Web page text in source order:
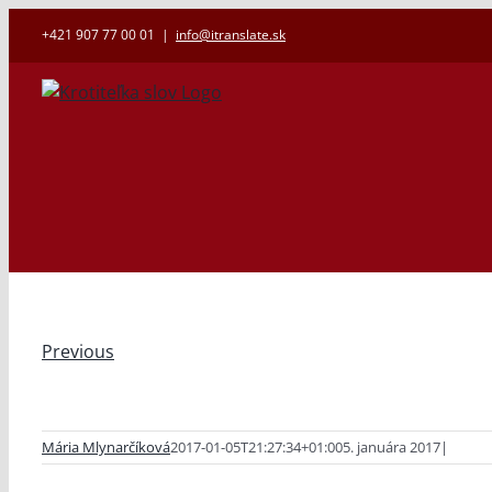
content
+421 907 77 00 01 | info@itranslate.sk
Previous
Mária Mlynarčíková2017-01-05T21:27:34+01:005. januára 2017|